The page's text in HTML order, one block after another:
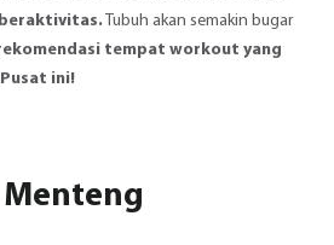
Tubuh akan semakin bugar
tempat workout yang
ini!
Menteng